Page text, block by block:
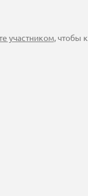
участником, чтобы